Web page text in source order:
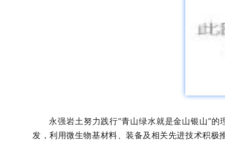
永强岩土努力践行“青山绿水就是金山银山”
发，利用微生物基材料、装备及相关先进技术积极